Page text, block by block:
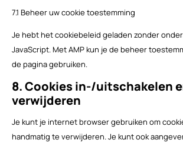
7.1 Beheer uw cookie toestemming
Je hebt het cookiebeleid geladen zonder
JavaScript. Met AMP kun je de beheer
de pagina gebruiken.
8. Cookies in-/uitschakelen
verwijderen
Je kunt je internet browser gebruiken om
handmatig te verwijderen. Je kunt ook